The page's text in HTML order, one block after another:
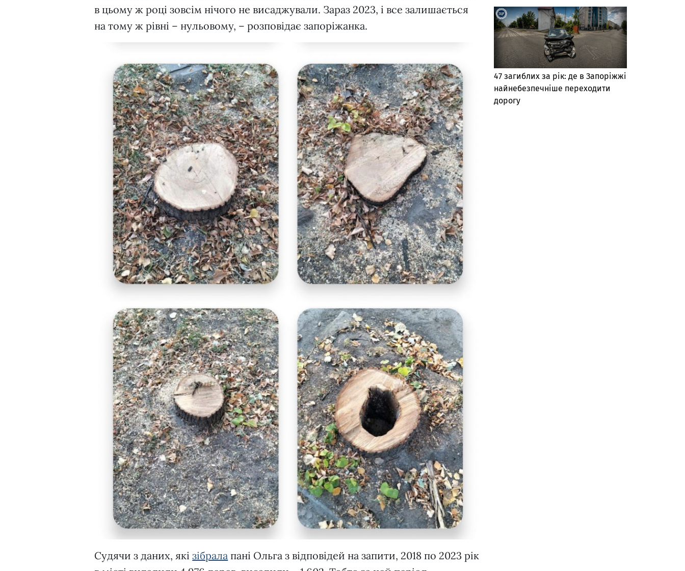
в цьому ж році зовсім нічого не висаджували. Зараз 2023, і все залишається
на тому ж рівні – нульовому, – розповідає запоріжанка.
Судячи з даних, якізібрала пані Ольга з відповідей на запити, 2018 по 2023 рік
47 загиблих за рік: де в Запоріжжі
найнебезпечніше переходити
дорогу